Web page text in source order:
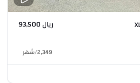
ريال 93,500
2,349
/شهر